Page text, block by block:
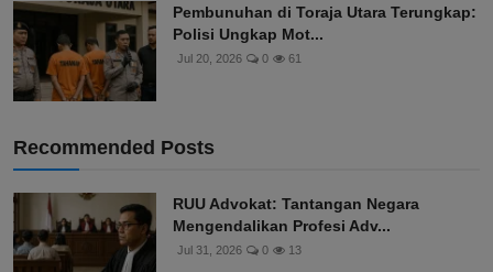
Pembunuhan di Toraja Utara Terungkap:
Polisi Ungkap Mot...
Jul 20, 2026 0 61
Recommended Posts
RUU Advokat: Tantangan Negara
Mengendalikan Profesi Adv...
Jul 31, 2026 0 13